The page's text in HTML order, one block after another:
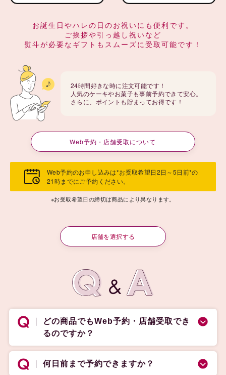
お誕生日やハレの日のお祝いにも便利です。
ご挨拶や引っ越し祝いなど
熨斗が必要なギフトもスムーズに受取可能です！
24時間好きな時に注文可能です！
人気のケーキやお菓子も事前予約できて安心。
さらに、ポイントも貯まってお得です！
Web予約・店舗受取について
Web予約のお申し込みは*お受取希望日2日～5日前*の
21時までにご予約ください。
※お受取希望日の締切は商品により異なります。
店舗を選択する
どの商品でもWeb予約・店舗受取でき
るのですか？
何日前まで予約できますか？